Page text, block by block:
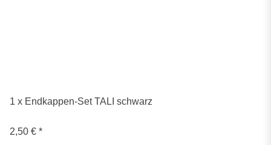
1 x Endkappen-Set TALI schwarz
2,50 € *